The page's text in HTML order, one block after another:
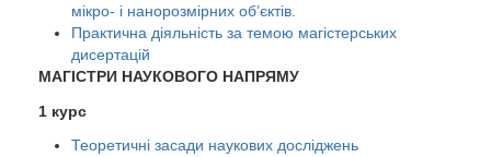
мікро- і нанорозмірних об’єктів.
Практична діяльність за темою магістерських
дисертацій
МАГІСТРИ НАУКОВОГО НАПРЯМУ
1 курс
Теоретичні засади наукових досліджень